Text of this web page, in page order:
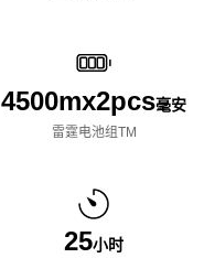
4500mx️2pcs毫安
雷霆电池组TM
25小时